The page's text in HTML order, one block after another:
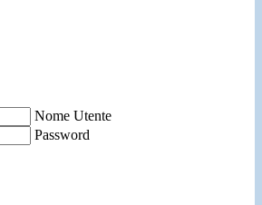
Nome Utente
Password